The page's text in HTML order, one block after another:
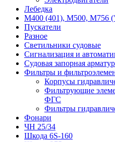
Лебедка
М400 (401), М500, М756
Пускатели
Разное
Светильники судовые
Сигнализация и
Судовая запорная
Фильтры и
Корпусы
Фильтрующие
ФГС
Фильтры
Фонари
ЧН 25/34
Шкода 6S-160